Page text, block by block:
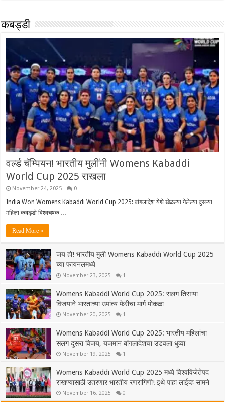
कबड्डी
वर्ल्ड चॅम्पियन! भारतीय मुलींनी Womens Kabaddi
World Cup 2025 राखला
November 24, 2025 0
India Won Womens Kabaddi World Cup 2025: बांगलादेश येथे खेळल्या गेलेल्या दुसऱ्या
महिला कबड्डी विश्वचषक …
Read More »
जय हो! भारतीय मुली Womens Kabaddi World Cup 2025
च्या फायनलमध्ये
November 23, 2025 1
Womens Kabaddi World Cup 2025: सलग तिसऱ्या
विजयाने भारताच्या उपांत्य फेरीचा मार्ग मोकळा
November 20, 2025 1
Womens Kabaddi World Cup 2025: भारतीय महिलांचा
सलग दुसरा विजय, यजमान बांगलादेशचा उडवला धुव्वा
November 19, 2025 1
Womens Kabaddi World Cup 2025 मध्ये विश्वविजेतेपद
राखण्यासाठी उतरणार भारतीय रणरागिणी! इथे पाहा लाईव्ह सामने
November 16, 2025 0